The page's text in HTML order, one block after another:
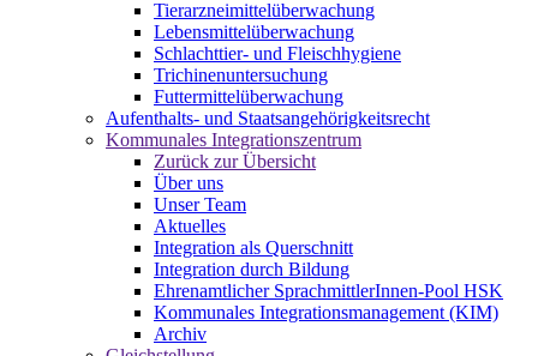
Tierarzneimittelüberwachung
Lebensmittelüberwachung
Schlachttier- und Fleischhygiene
Trichinenuntersuchung
Futtermittelüberwachung
Aufenthalts- und Staatsangehörigkeitsrecht
Kommunales Integrationszentrum
Zurück zur Übersicht
Über uns
Unser Team
Aktuelles
Integration als Querschnitt
Integration durch Bildung
Ehrenamtlicher SprachmittlerInnen-Pool HSK
Kommunales Integrationsmanagement (KIM)
Archiv